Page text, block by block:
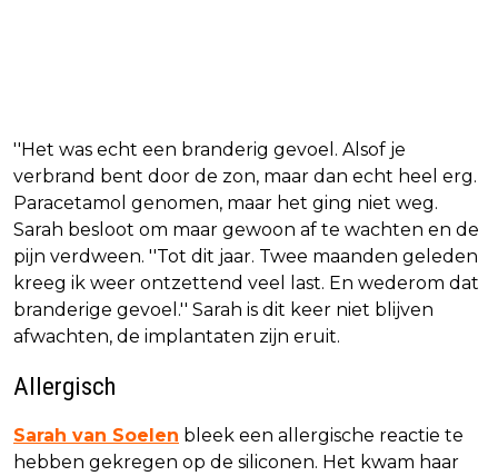
''Het was echt een branderig gevoel. Alsof je
verbrand bent door de zon, maar dan echt heel erg.
Paracetamol genomen, maar het ging niet weg.
Sarah besloot om maar gewoon af te wachten en de
pijn verdween. ''Tot dit jaar. Twee maanden geleden
kreeg ik weer ontzettend veel last. En wederom dat
branderige gevoel.'' Sarah is dit keer niet blijven
afwachten, de implantaten zijn eruit.
Allergisch
Sarah van Soelen bleek een allergische reactie te
hebben gekregen op de siliconen. Het kwam haar